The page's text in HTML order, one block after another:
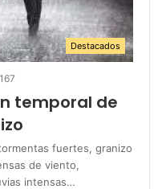
Destacados
167
temporal de
fuertes, granizo
de viento,
intensas…